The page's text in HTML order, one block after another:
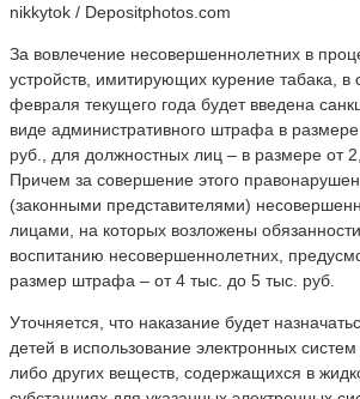
nikkytok / Depositphotos.com
За вовлечение несовершеннолетних в
устройств, имитирующих курение табака, в
февраля текущего года будет введена
виде административного штрафа в
руб., для должностных лиц – в размере от
Причем за совершение этого
(законными представителями)
лицами, на которых возложены
воспитанию несовершеннолетних,
размер штрафа – от 4 тыс. до 5 тыс. руб.
Уточняется, что наказание будет
детей в использование электронных систем
либо других веществ, содержащихся в